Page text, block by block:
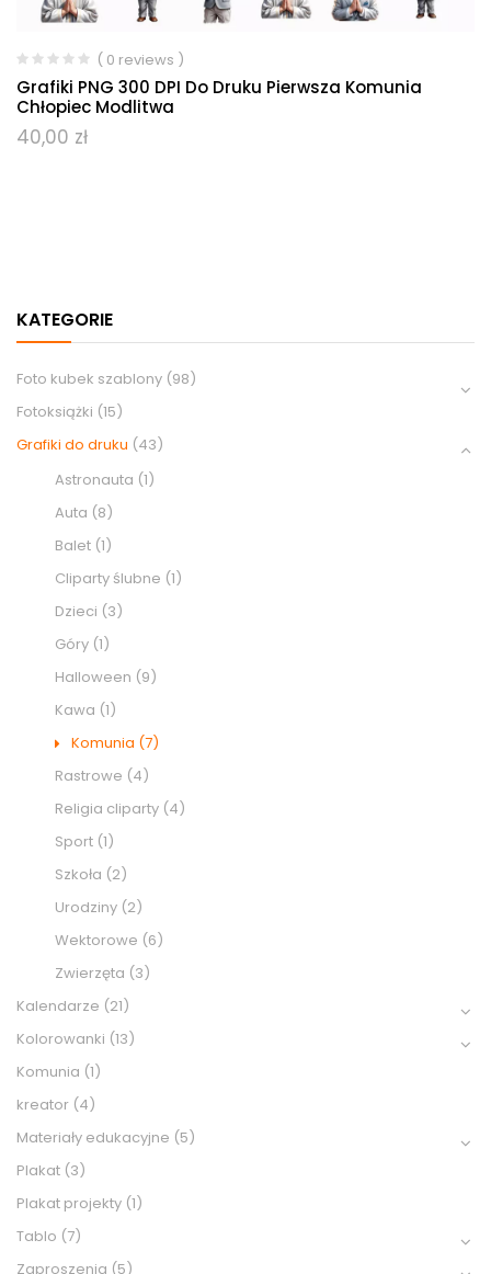
KATEGORIE
Foto kubek szablony (98)
Fotoksiążki (15)
Grafiki do druku (43)
Astronauta (1)
Auta (8)
Balet (1)
Cliparty ślubne (1)
Dzieci (3)
Góry (1)
Halloween (9)
Kawa (1)
Komunia (7)
Rastrowe (4)
Religia cliparty (4)
Sport (1)
Szkoła (2)
Urodziny (2)
Wektorowe (6)
Zwierzęta (3)
Kalendarze (21)
Kolorowanki (13)
Komunia (1)
kreator (4)
Materiały edukacyjne (5)
Plakat (3)
Plakat projekty (1)
Tablo (7)
Zaproszenia (5)
( 0 reviews )
Grafiki PNG 300 DPI Do Druku Pierwsza Komunia
Chłopiec Modlitwa
40,00 zł